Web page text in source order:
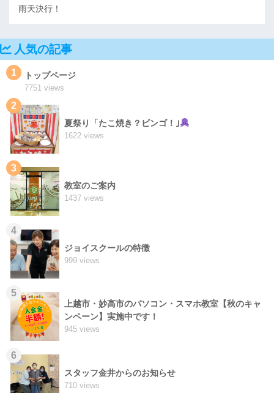
雨天決行！
人気の記事
1 トップページ
7751 views
2
夏祭り「たこ焼き？ビンゴ！｣
1622 views
3
教室のご案内
1437 views
4
ジョイスクールの特徴
999 views
5
上越市・妙高市のパソコン・スマホ教室【秋のキャ
ンペーン】実施中です！
945 views
6
スタッフ金井からのお知らせ
710 views